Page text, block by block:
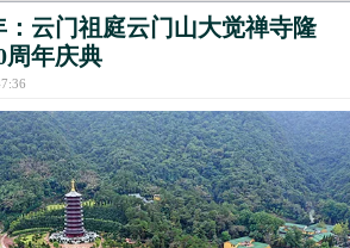
云门祖庭云门山大觉禅寺隆
周年庆典